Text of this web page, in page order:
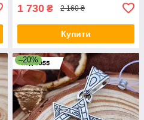
1 730 ₴ 2 160 ₴
Купити
–20%